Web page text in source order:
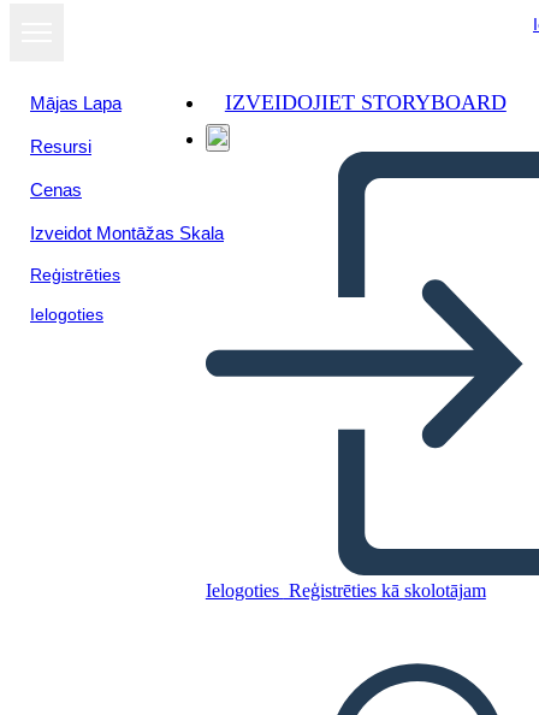
Mājas Lapa
Resursi
Cenas
Izveidot Montāžas Skala
Reģistrēties
Ielogoties
IZVEIDOJIET STORYBOARD
Ielogoties Reģistrēties kā skolotājam
Della Ragazza Marrone
IZVEIDOT STĀSTU SHĒMU